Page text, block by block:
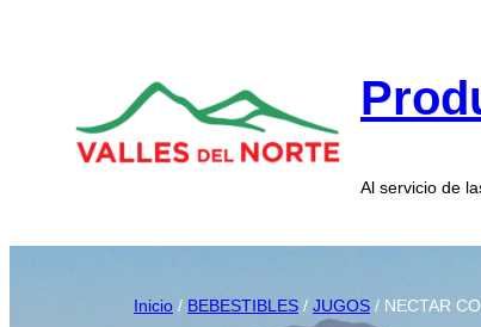
Al servicio de
Inicio / BEBESTIBLES / JUGOS / NECTAR